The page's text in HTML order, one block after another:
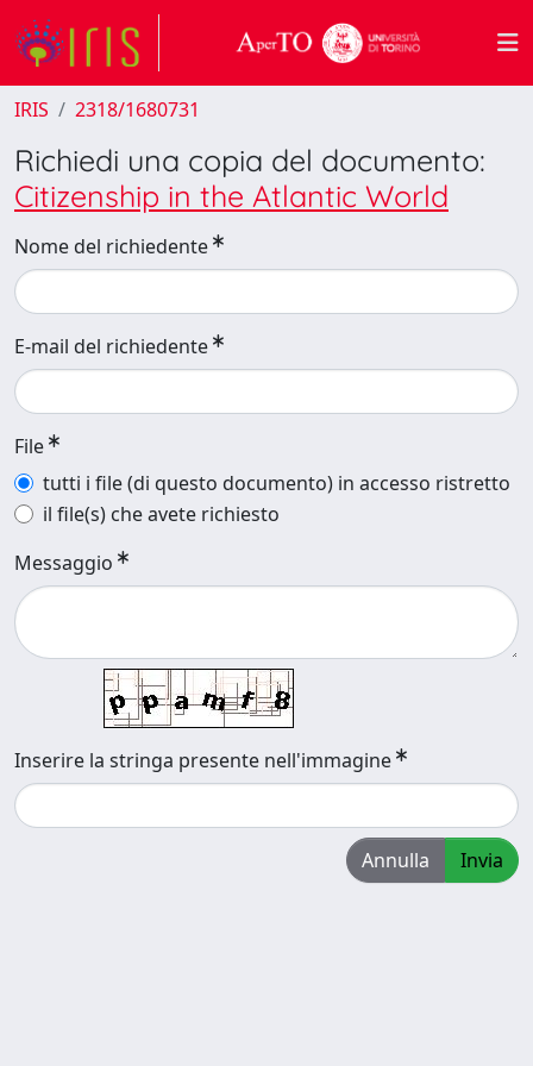
IRIS 2318/1680731
Richiedi una copia del documento:
Citizenship in the Atlantic World
Nome del richiedente
E-mail del richiedente
File
tutti i file (di questo documento) in accesso ristretto
il file(s) che avete richiesto
Messaggio
Inserire la stringa presente nell'immagine
Annulla Invia